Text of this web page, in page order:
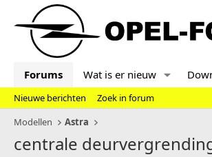
Forums Wat is er nieuw
Nieuwe berichten
Zoek in forum
Modellen
Astra
centrale